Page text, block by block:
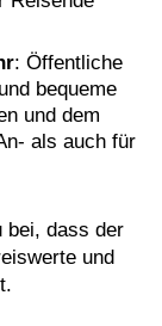
: Öffentliche
bequeme
und dem
als auch für
bei, dass der
und